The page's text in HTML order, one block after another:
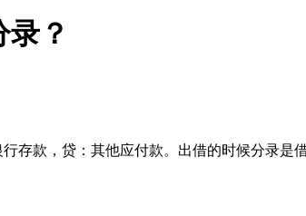
？
款，贷：其他应付款。出借的时候分录是